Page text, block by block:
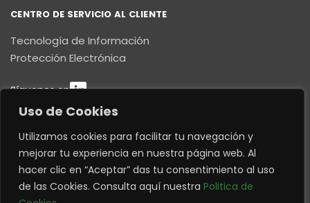
Uso de Cookies
Utilizamos cookies para facilitar tu navegación y
mejorar tu experiencia en nuestra página web. Al
hacer clic en “Aceptar” das tu consentimiento al uso
de las Cookies. Consulta aquí nuestra Politica de
CENTRO DE SERVICIO AL CLIENTE
Tecnología de Información
Protección Electrónica
Síguenos en
CONTÁCTENOS
E8C N4-177 y Pedro María Proaño
Quito – Ecuador
contactenos@decision.com.ec
This website uses cookies to improve your
web experience.